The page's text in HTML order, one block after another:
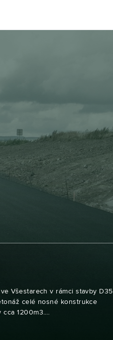
Všestarech v rámci stavby D35
celé nosné konstrukce
cca 1200m3.…